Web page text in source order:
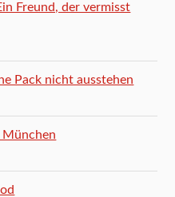
Freund, der vermisst
Pack nicht ausstehen
München